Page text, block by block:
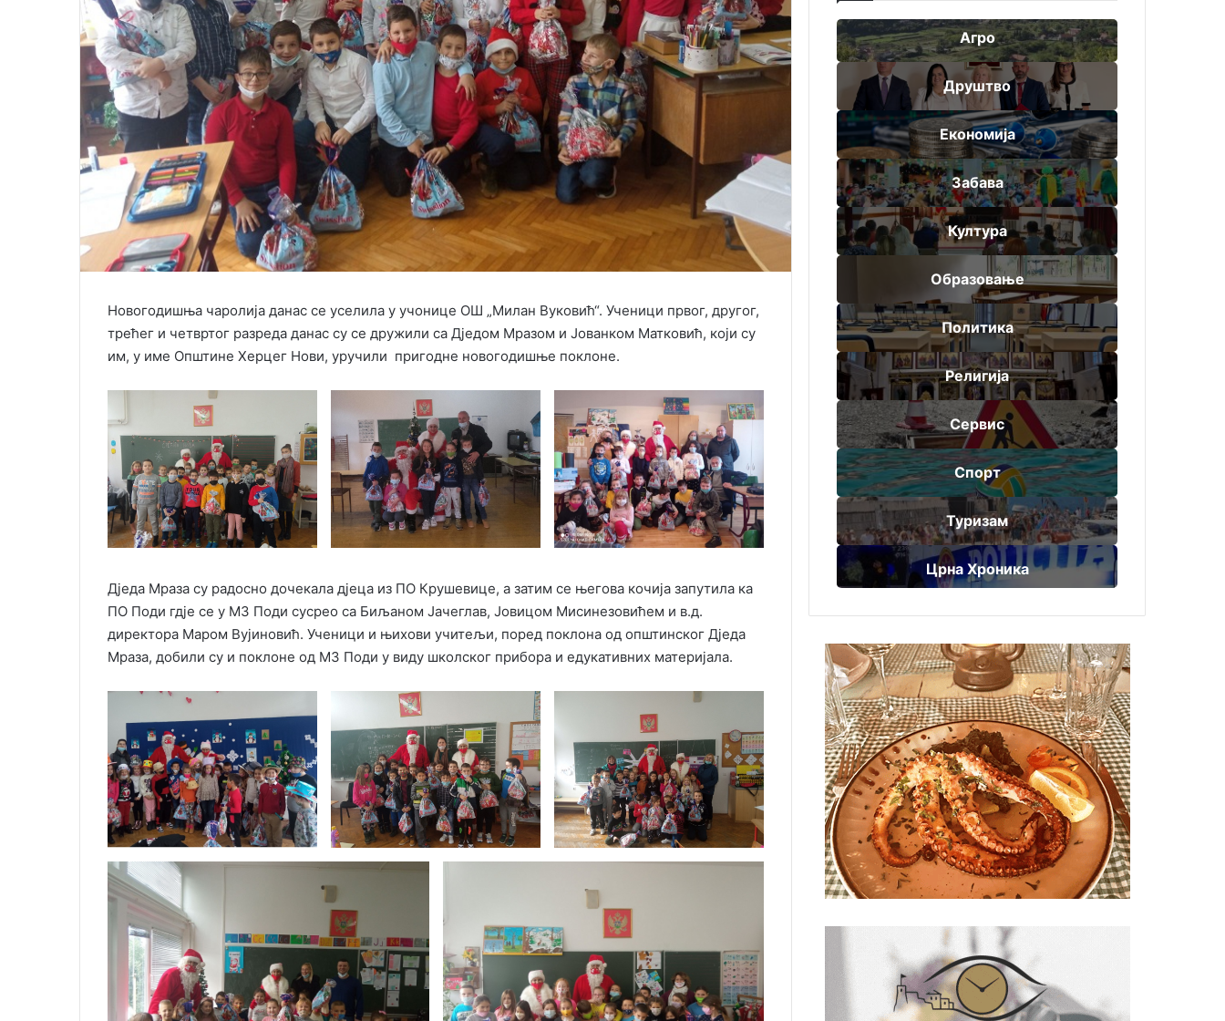
Новогодишња чаролија данас се уселила у учонице ОШ „Милан Вуковић“. Ученици првог, другог,
трећег и четвртог разреда данас су се дружили са Дједом Мразом и Јованком Матковић, који су
им, у име Општине Херцег Нови, уручили пригодне новогодишње поклоне.
Дједа Мраза су радосно дочекала дјеца из ПО Крушевице, а затим се његова кочија запутила ка
ПО Поди гдје се у МЗ Поди сусрео са Биљаном Јачеглав, Јовицом Мисинезовићем и в.д.
директора Маром Вујиновић. Ученици и њихови учитељи, поред поклона од општинског Дједа
Мраза, добили су и поклоне од МЗ Поди у виду школског прибора и едукативних материјала.
Агро
Друштво
Економија
Забава
Култура
Образовање
Политика
Религија
Сервис
Спорт
Туризам
Црна Хроника